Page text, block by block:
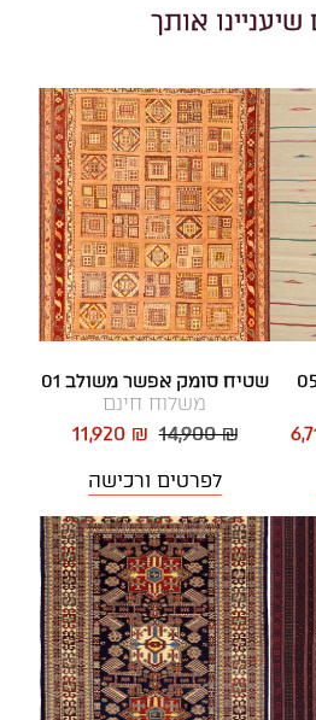
שיעניינו אותך
שטיח סומק אפשר משולב 01
משלוח חינם
14,900 ₪
11,920 ₪
לפרטים ורכישה